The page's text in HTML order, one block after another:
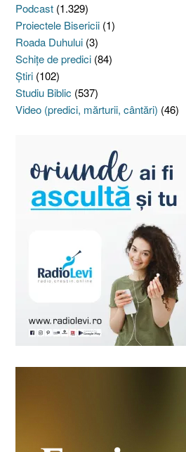
Podcast (1.329)
Proiectele Bisericii (1)
Roada Duhului (3)
Schiţe de predici (84)
Ştiri (102)
Studiu Biblic (537)
Video (predici, mărturii, cântări) (46)